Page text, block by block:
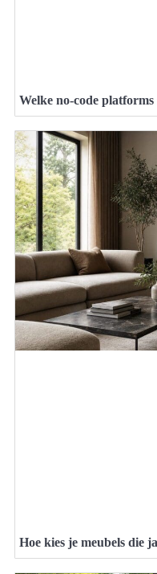
Welke no-code
Hoe kies je meubels die